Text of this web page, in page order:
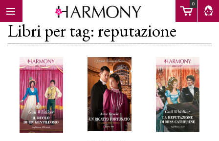
0
EBOOK
Calendario
Libri per tag: reputazione